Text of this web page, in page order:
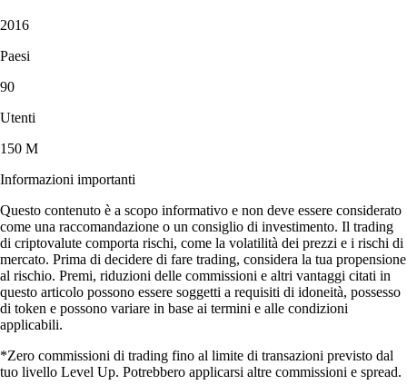
2016
Paesi
90
Utenti
150 M
Informazioni importanti
Questo contenuto è a scopo informativo e non deve essere considerato
come una raccomandazione o un consiglio di investimento. Il trading
di criptovalute comporta rischi, come la volatilità dei prezzi e i rischi di
mercato. Prima di decidere di fare trading, considera la tua propensione
al rischio. Premi, riduzioni delle commissioni e altri vantaggi citati in
questo articolo possono essere soggetti a requisiti di idoneità, possesso
di token e possono variare in base ai termini e alle condizioni
applicabili.
*Zero commissioni di trading fino al limite di transazioni previsto dal
tuo livello Level Up. Potrebbero applicarsi altre commissioni e spread.